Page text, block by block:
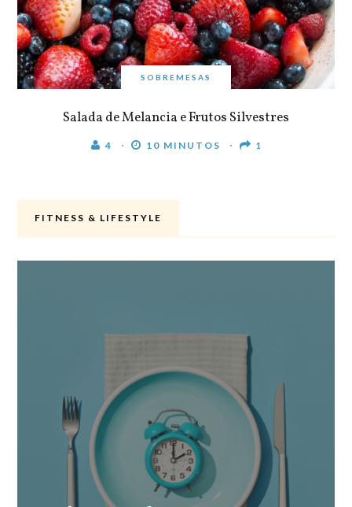
SOBREMESAS
Salada de Melancia e Frutos Silvestres
4 10 MINUTOS 1
FITNESS & LIFESTYLE